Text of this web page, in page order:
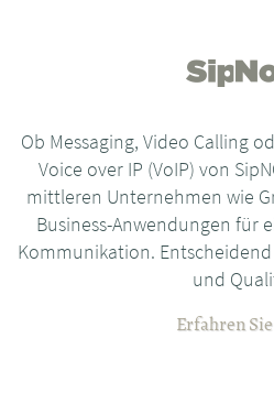
Ob Messaging, Video Calling
Voice over IP (VoIP) von
mittleren Unternehmen wie
Business-Anwendungen für
Kommunikation.
und
Erfahren